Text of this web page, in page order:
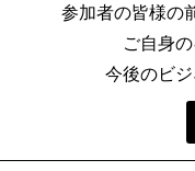
参加者の皆様の
ご自身
今後のビジ